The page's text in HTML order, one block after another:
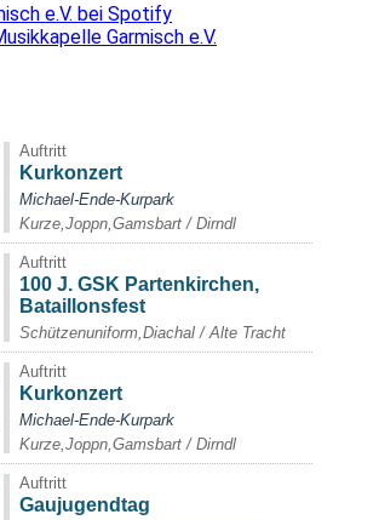
e.V. bei Spotify
Garmisch e.V.